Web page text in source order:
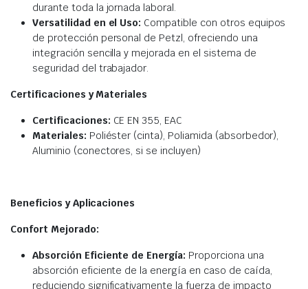
durante toda la jornada laboral.
Versatilidad en el Uso: Compatible con otros equipos
de protección personal de Petzl, ofreciendo una
integración sencilla y mejorada en el sistema de
seguridad del trabajador.
Certificaciones y Materiales
Certificaciones: CE EN 355, EAC
Materiales: Poliéster (cinta), Poliamida (absorbedor),
Aluminio (conectores, si se incluyen)
Beneficios y Aplicaciones
Confort Mejorado:
Absorción Eficiente de Energía: Proporciona una
absorción eficiente de la energía en caso de caída,
reduciendo significativamente la fuerza de impacto